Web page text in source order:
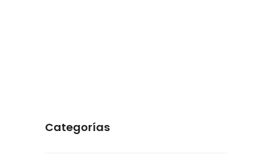
Categorías